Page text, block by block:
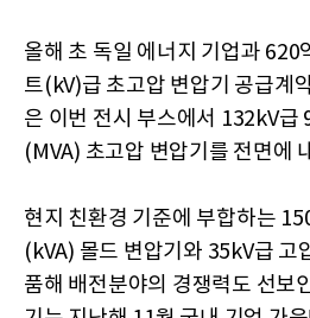
올해 초 독일 에너지 기업과 620
트(kV)급 초고압 변압기 공급계
은 이번 전시 부스에서 132kV급
(MVA) 초고압 변압기를 전면에
현지 친환경 기준에 부합하는
(kVA) 몰드 변압기와 35kV급 고
품해 배전분야의 경쟁력도 선보